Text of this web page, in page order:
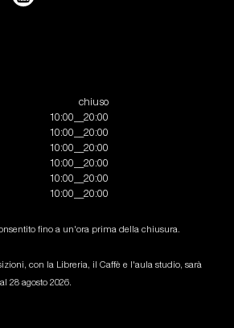
chiuso
10:00__20:00
10:00__20:00
10:00__20:00
10:00__20:00
10:00__20:00
10:00__20:00
fino a un'ora prima della chiusura.
con la Libreria, il Caffè e l'aula studio, sarà
28 agosto 2026.